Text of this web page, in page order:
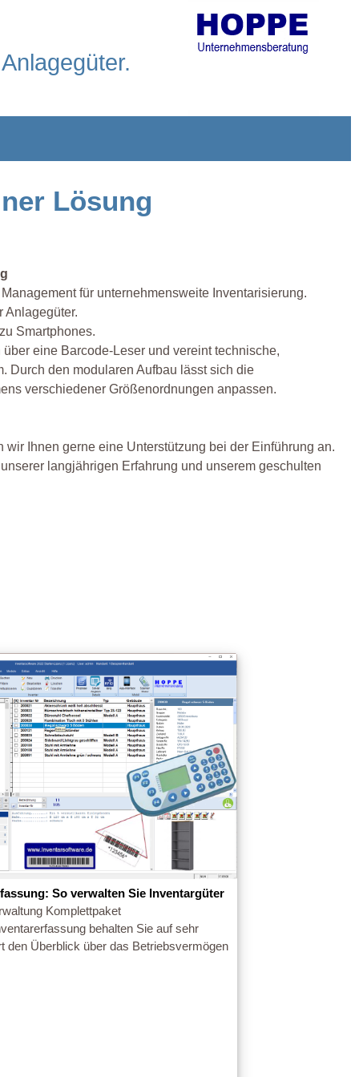
Lösung
für unternehmensweite Inventarisierung.
Anlagegüter.
Smartphones.
eine Barcode-Leser und vereint technische,
Durch den modularen Aufbau lässt sich die
verschiedener Größenordnungen anpassen.
Ihnen gerne eine Unterstützung bei der Einführung an.
langjährigen Erfahrung und unserem geschulten
So verwalten Sie Inventargüter
Komplettpaket
behalten Sie auf sehr
den Überblick über das Betriebsvermögen